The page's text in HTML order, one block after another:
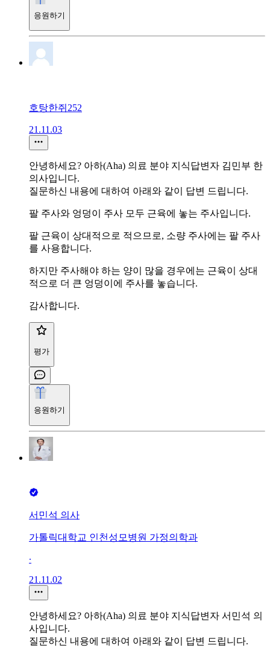
응원하기
호탕한쥐252
21.11.03
안녕하세요? 아하(Aha) 의료 분야 지식답변자 김민부 한
의사입니다.
질문하신 내용에 대하여 아래와 같이 답변 드립니다.
팔 주사와 엉덩이 주사 모두 근육에 놓는 주사입니다.
팔 근육이 상대적으로 적으므로, 소량 주사에는 팔 주사
를 사용합니다.
하지만 주사해야 하는 양이 많을 경우에는 근육이 상대
적으로 더 큰 엉덩이에 주사를 놓습니다.
감사합니다.
평가
응원하기
서민석 의사
가톨릭대학교 인천성모병원 가정의학과
∙
21.11.02
안녕하세요? 아하(Aha) 의료 분야 지식답변자 서민석 의
사입니다.
질문하신 내용에 대하여 아래와 같이 답변 드립니다.